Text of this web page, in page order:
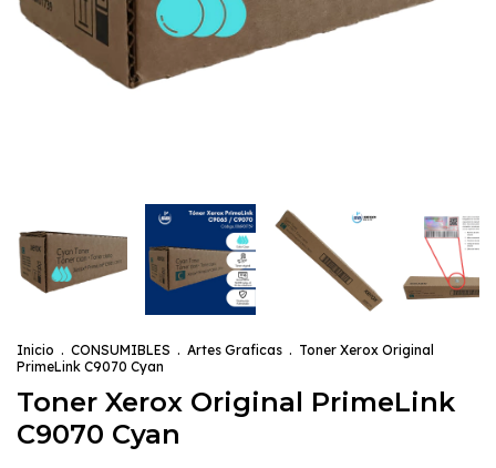
Inicio . CONSUMIBLES . Artes Graficas . Toner Xerox Original
PrimeLink C9070 Cyan
Toner Xerox Original PrimeLink
C9070 Cyan